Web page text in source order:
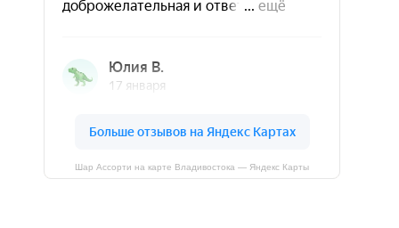
Шар Ассорти на карте Владивостока — Яндекс Карты